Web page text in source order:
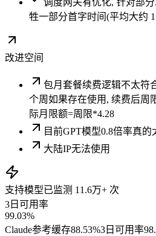
调度网关有优化, 针对部
牲一部分首字时间(平均大约
改进空间
包月套餐续费逻辑不太符
个周如果存在使用, 续费后周
际月限额=周限*4.28
目前GPT模型0.8倍率真的
大陆IP无法使用
支持模型已监测 11.6万+ 次
3日可用率
99.03%
Claude参考缓存88.53%3日可用率